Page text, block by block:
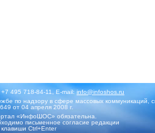
495 718-84-11, E-mail:info@infoshos.ru
по надзору в сфере массовых коммуникаций,
от 04 апреля 2008 г.
«ИнфоШОС» обязательна.
письменное согласие редакции
Ctrl+Enter